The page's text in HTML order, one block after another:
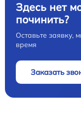
Здесь нет
починить?
Оставьте заявку,
время
Заказать